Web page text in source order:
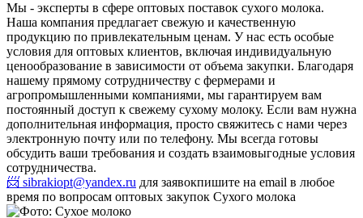
Мы - эксперты в сфере оптовых поставок сухого молока.
Наша компания предлагает свежую и качественную
продукцию по привлекательным ценам. У нас есть особые
условия для оптовых клиентов, включая индивидуальную
ценообразование в зависимости от объема закупки. Благодаря
нашему прямому сотрудничеству с фермерами и
агропромышленными компаниями, мы гарантируем вам
постоянный доступ к свежему сухому молоку. Если вам нужна
дополнительная информация, просто свяжитесь с нами через
электронную почту или по телефону. Мы всегда готовы
обсудить ваши требования и создать взаимовыгодные условия
сотрудничества.
📨 sibrakiopt@yandex.ru для заявокпишите на email в любое
время по вопросам оптовых закупок Сухого молока